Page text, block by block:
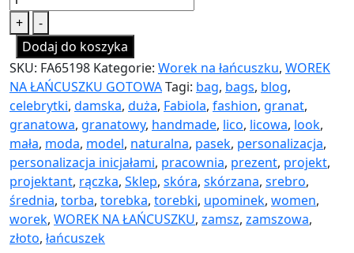
+
-
Dodaj do koszyka
SKU: FA65198 Kategorie: Worek na łańcuszku, WOREK
NA ŁAŃCUSZKU GOTOWATagi: bag, bags, blog,
celebrytki, damska, duża, Fabiola, fashion, granat,
granatowa, granatowy, handmade, lico, licowa, look,
mała, moda, model, naturalna, pasek, personalizacja,
personalizacja inicjałami, pracownia, prezent, projekt,
projektant, rączka, Sklep, skóra, skórzana, srebro,
średnia, torba, torebka, torebki, upominek, women,
worek, WOREK NA ŁAŃCUSZKU, zamsz, zamszowa,
złoto, łańcuszek